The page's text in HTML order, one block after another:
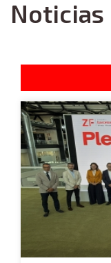
Noticias